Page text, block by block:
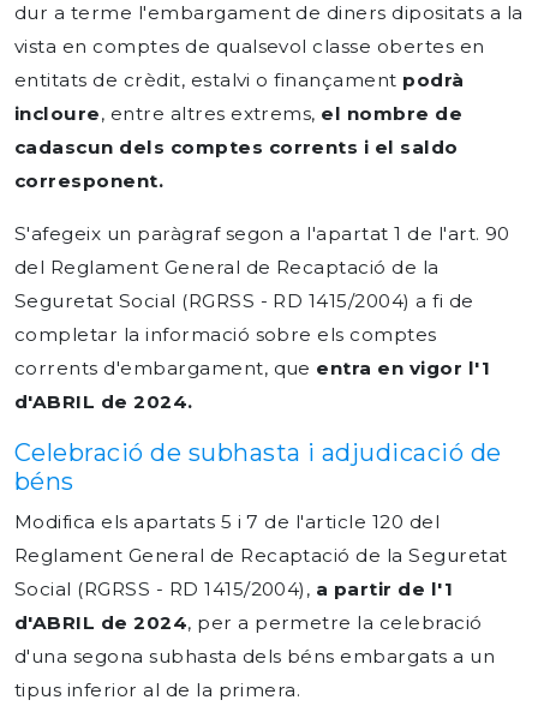
dur a terme l'embargament de diners dipositats a la
vista en comptes de qualsevol classe obertes en
entitats de crèdit, estalvi o finançament podrà
incloure, entre altres extrems, el nombre de
cadascun dels comptes corrents i el saldo
corresponent.
S'afegeix un paràgraf segon a l'apartat 1 de l'art. 90
del Reglament General de Recaptació de la
Seguretat Social (RGRSS - RD 1415/2004) a fi de
completar la informació sobre els comptes
corrents d'embargament, que entra en vigor l'1
d'ABRIL de 2024.
Celebració de subhasta i adjudicació de
béns
Modifica els apartats 5 i 7 de l'article 120 del
Reglament General de Recaptació de la Seguretat
Social (RGRSS - RD 1415/2004), a partir de l'1
d'ABRIL de 2024, per a permetre la celebració
d'una segona subhasta dels béns embargats a un
tipus inferior al de la primera.